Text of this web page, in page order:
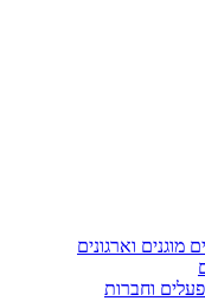
מוגנים וארגונים